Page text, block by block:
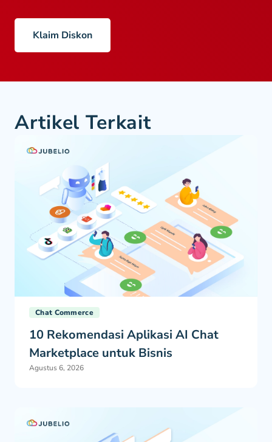
Klaim Diskon
Artikel Terkait
Chat Commerce
10 Rekomendasi Aplikasi AI Chat
Marketplace untuk Bisnis
Agustus 6, 2026